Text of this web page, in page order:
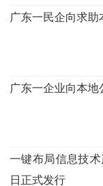
广东一民企向求助
广东一企业向本地
一键布局信息技
日正式发行